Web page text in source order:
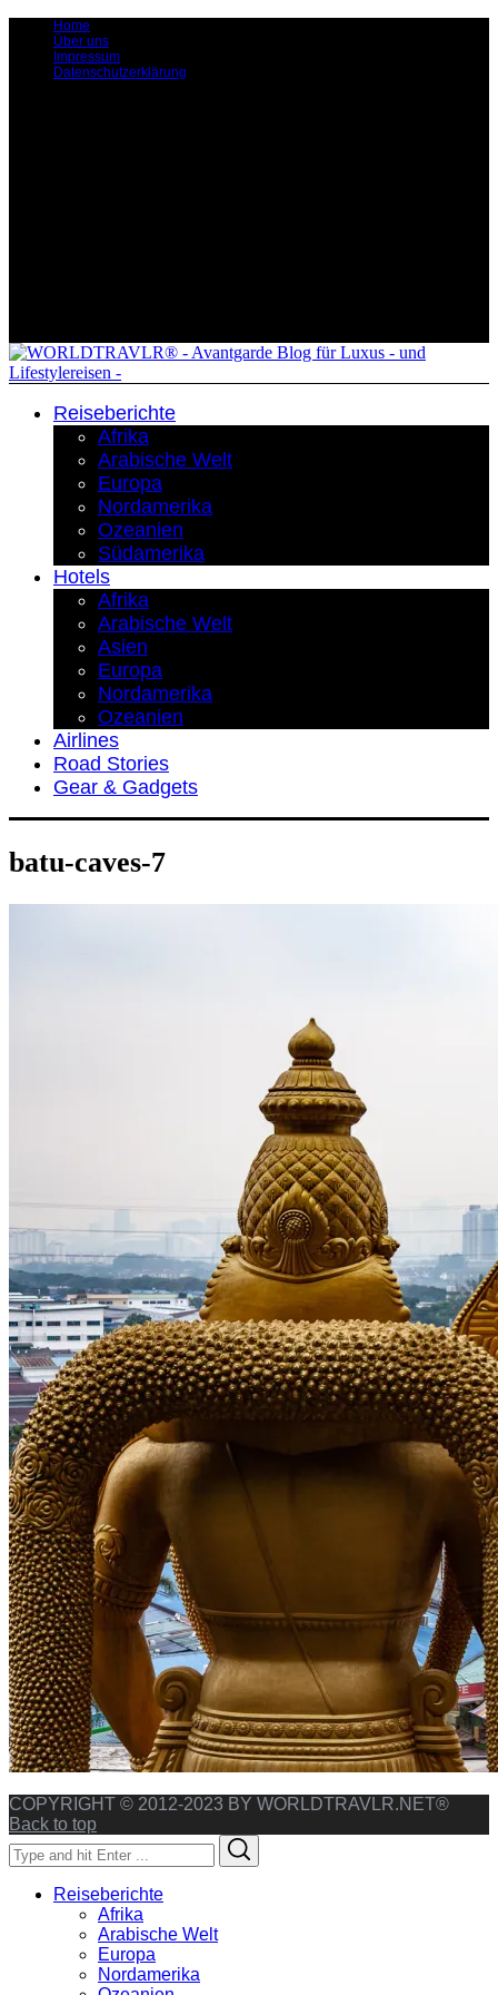
Home
Über uns
Impressum
Datenschutzerklärung
Reiseberichte
Afrika
Arabische Welt
Europa
Nordamerika
Ozeanien
Südamerika
Hotels
Afrika
Arabische Welt
Asien
Europa
Nordamerika
Ozeanien
Airlines
Road Stories
Gear & Gadgets
batu-caves-7
COPYRIGHT © 2012-2023 BY WORLDTRAVLR.NET®
Back to top
Search
for:
Reiseberichte
Afrika
Arabische Welt
Europa
Nordamerika